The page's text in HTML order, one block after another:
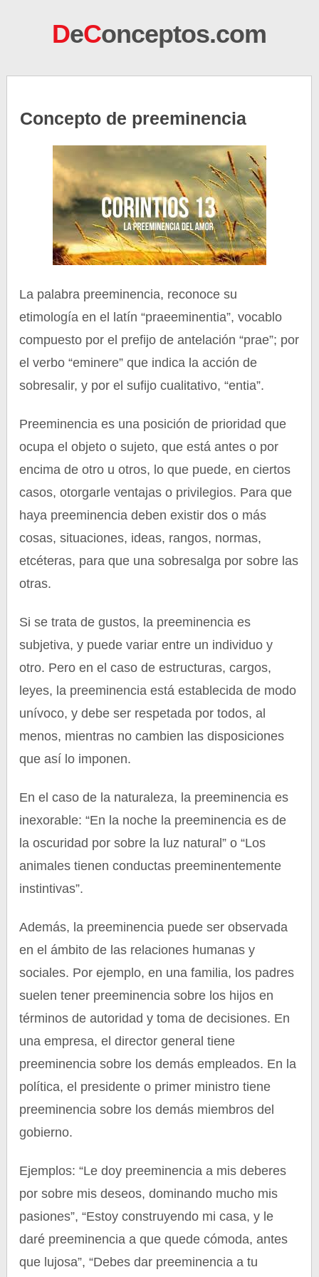
DeConceptos.com
Concepto de preeminencia
La palabra preeminencia, reconoce su
etimología en el latín “praeeminentia”, vocablo
compuesto por el prefijo de antelación “prae”; por
el verbo “eminere” que indica la acción de
sobresalir, y por el sufijo cualitativo, “entia”.
Preeminencia es una posición de prioridad que
ocupa el objeto o sujeto, que está antes o por
encima de otro u otros, lo que puede, en ciertos
casos, otorgarle ventajas o privilegios. Para que
haya preeminencia deben existir dos o más
cosas, situaciones, ideas, rangos, normas,
etcéteras, para que una sobresalga por sobre las
otras.
Si se trata de gustos, la preeminencia es
subjetiva, y puede variar entre un individuo y
otro. Pero en el caso de estructuras, cargos,
leyes, la preeminencia está establecida de modo
unívoco, y debe ser respetada por todos, al
menos, mientras no cambien las disposiciones
que así lo imponen.
En el caso de la naturaleza, la preeminencia es
inexorable: “En la noche la preeminencia es de
la oscuridad por sobre la luz natural” o “Los
animales tienen conductas preeminentemente
instintivas”.
Además, la preeminencia puede ser observada
en el ámbito de las relaciones humanas y
sociales. Por ejemplo, en una familia, los padres
suelen tener preeminencia sobre los hijos en
términos de autoridad y toma de decisiones. En
una empresa, el director general tiene
preeminencia sobre los demás empleados. En la
política, el presidente o primer ministro tiene
preeminencia sobre los demás miembros del
gobierno.
Ejemplos: “Le doy preeminencia a mis deberes
por sobre mis deseos, dominando mucho mis
pasiones”, “Estoy construyendo mi casa, y le
daré preeminencia a que quede cómoda, antes
que lujosa”, “Debes dar preeminencia a tu